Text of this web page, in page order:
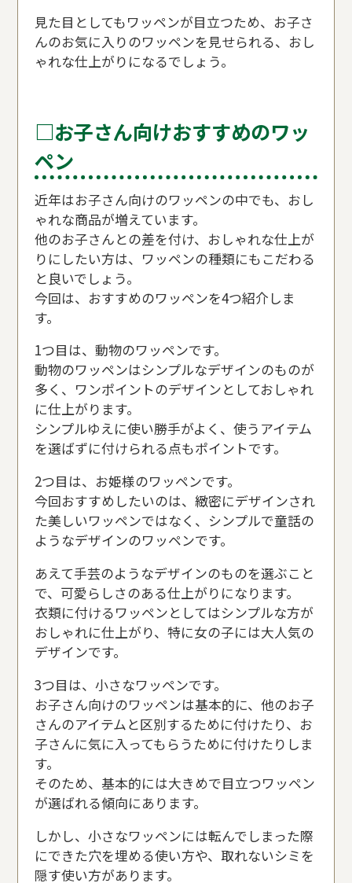
見た目としてもワッペンが目立つため、お子さ
んのお気に入りのワッペンを見せられる、おし
ゃれな仕上がりになるでしょう。
□お子さん向けおすすめのワッ
ペン
近年はお子さん向けのワッペンの中でも、おし
ゃれな商品が増えています。
他のお子さんとの差を付け、おしゃれな仕上が
りにしたい方は、ワッペンの種類にもこだわる
と良いでしょう。
今回は、おすすめのワッペンを4つ紹介しま
す。
1つ目は、動物のワッペンです。
動物のワッペンはシンプルなデザインのものが
多く、ワンポイントのデザインとしておしゃれ
に仕上がります。
シンプルゆえに使い勝手がよく、使うアイテム
を選ばずに付けられる点もポイントです。
2つ目は、お姫様のワッペンです。
今回おすすめしたいのは、緻密にデザインされ
た美しいワッペンではなく、シンプルで童話の
ようなデザインのワッペンです。
あえて手芸のようなデザインのものを選ぶこと
で、可愛らしさのある仕上がりになります。
衣類に付けるワッペンとしてはシンプルな方が
おしゃれに仕上がり、特に女の子には大人気の
デザインです。
3つ目は、小さなワッペンです。
お子さん向けのワッペンは基本的に、他のお子
さんのアイテムと区別するために付けたり、お
子さんに気に入ってもらうために付けたりしま
す。
そのため、基本的には大きめで目立つワッペン
が選ばれる傾向にあります。
しかし、小さなワッペンには転んでしまった際
にできた穴を埋める使い方や、取れないシミを
隠す使い方があります。